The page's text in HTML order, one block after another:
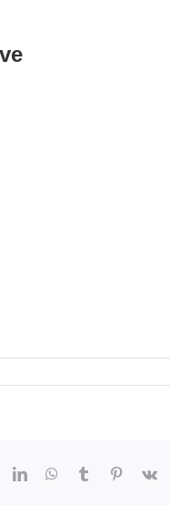
LinkedInWhatsApp
TumblrPinterest
Vk